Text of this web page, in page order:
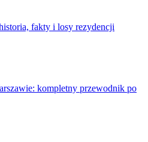
fakty i losy rezydencji
kompletny przewodnik po